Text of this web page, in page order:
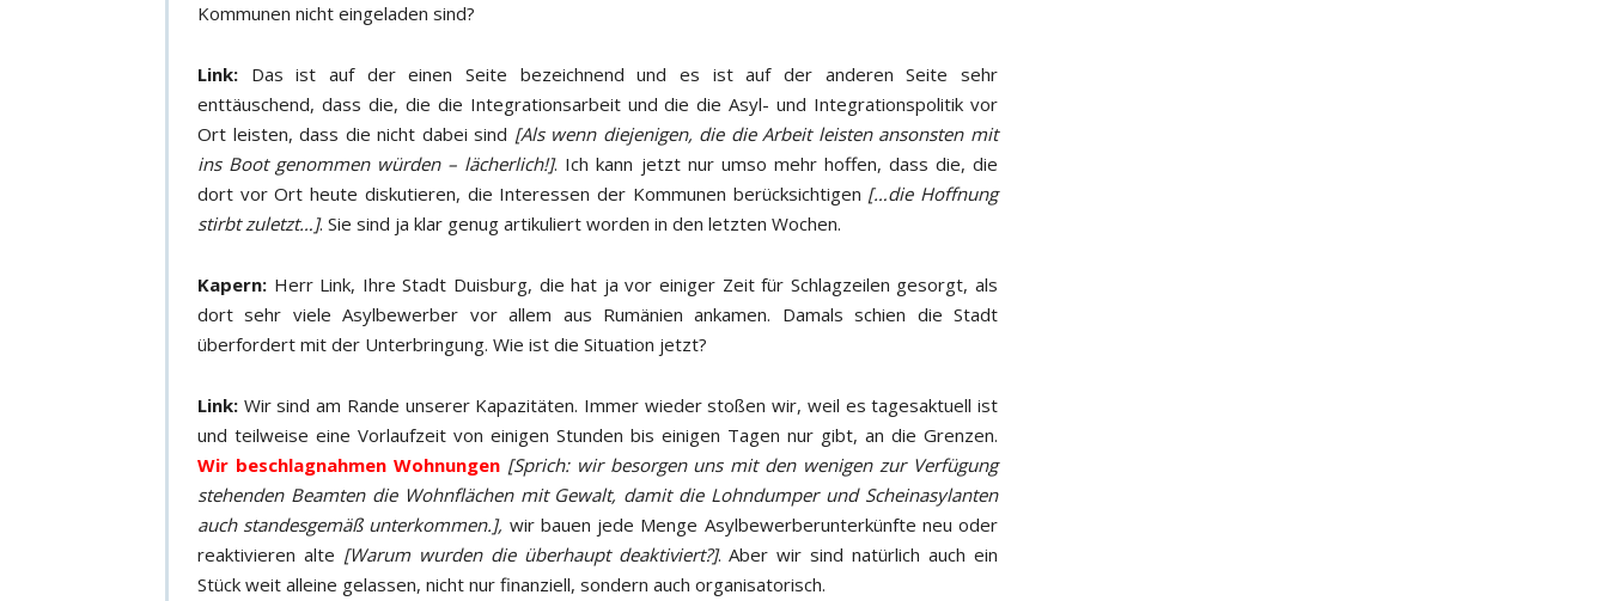
Kommunen nicht eingeladen sind?
Link: Das ist auf der einen Seite bezeichnend und es ist auf der anderen Seite sehr
enttäuschend, dass die, die die Integrationsarbeit und die die Asyl- und Integrationspolitik vor
Ort leisten, dass die nicht dabei sind [Als wenn diejenigen, die die Arbeit leisten ansonsten mit
ins Boot genommen würden – lächerlich!]. Ich kann jetzt nur umso mehr hoffen, dass die, die
dort vor Ort heute diskutieren, die Interessen der Kommunen berücksichtigen […die Hoffnung
stirbt zuletzt…]. Sie sind ja klar genug artikuliert worden in den letzten Wochen.
Kapern: Herr Link, Ihre Stadt Duisburg, die hat ja vor einiger Zeit für Schlagzeilen gesorgt, als
dort sehr viele Asylbewerber vor allem aus Rumänien ankamen. Damals schien die Stadt
überfordert mit der Unterbringung. Wie ist die Situation jetzt?
Link: Wir sind am Rande unserer Kapazitäten. Immer wieder stoßen wir, weil es tagesaktuell ist
und teilweise eine Vorlaufzeit von einigen Stunden bis einigen Tagen nur gibt, an die Grenzen.
Wir beschlagnahmen Wohnungen [Sprich: wir besorgen uns mit den wenigen zur Verfügung
stehenden Beamten die Wohnflächen mit Gewalt, damit die Lohndumper und Scheinasylanten
auch standesgemäß unterkommen.], wir bauen jede Menge Asylbewerberunterkünfte neu oder
reaktivieren alte [Warum wurden die überhaupt deaktiviert?]. Aber wir sind natürlich auch ein
Stück weit alleine gelassen, nicht nur finanziell, sondern auch organisatorisch.